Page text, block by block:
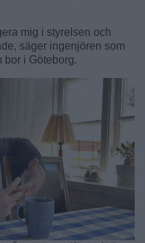
mig i styrelsen och
säger ingenjören som
bor i Göteborg.